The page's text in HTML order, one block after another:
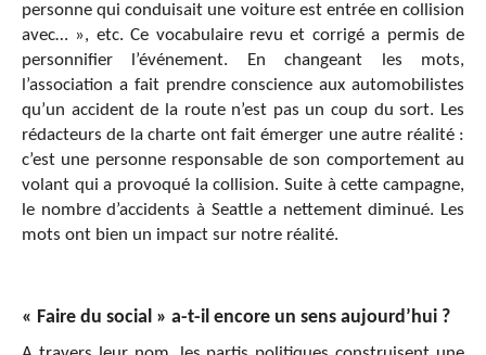
personne qui conduisait une voiture est entrée en collision
avec… », etc. Ce vocabulaire revu et corrigé a permis de
personnifier l’événement. En changeant les mots,
l’association a fait prendre conscience aux automobilistes
qu’un accident de la route n’est pas un coup du sort. Les
rédacteurs de la charte ont fait émerger une autre réalité :
c’est une personne responsable de son comportement au
volant qui a provoqué la collision. Suite à cette campagne,
le nombre d’accidents à Seattle a nettement diminué. Les
mots ont bien un impact sur notre réalité.
« Faire du social » a-t-il encore un sens aujourd’hui ?